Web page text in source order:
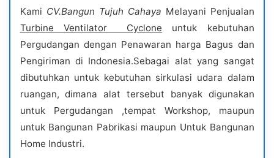
Kami CV.Bangun Tujuh Cahaya Melayani Penjualan
Turbine Ventilator Cyclone untuk kebutuhan
Pergudangan dengan Penawaran harga Bagus dan
Pengiriman di Indonesia.Sebagai alat yang sangat
dibutuhkan untuk kebutuhan sirkulasi udara dalam
ruangan, dimana alat tersebut banyak digunakan
untuk Pergudangan ,tempat Workshop, maupun
untuk Bangunan Pabrikasi maupun Untuk Bangunan
Home Industri.